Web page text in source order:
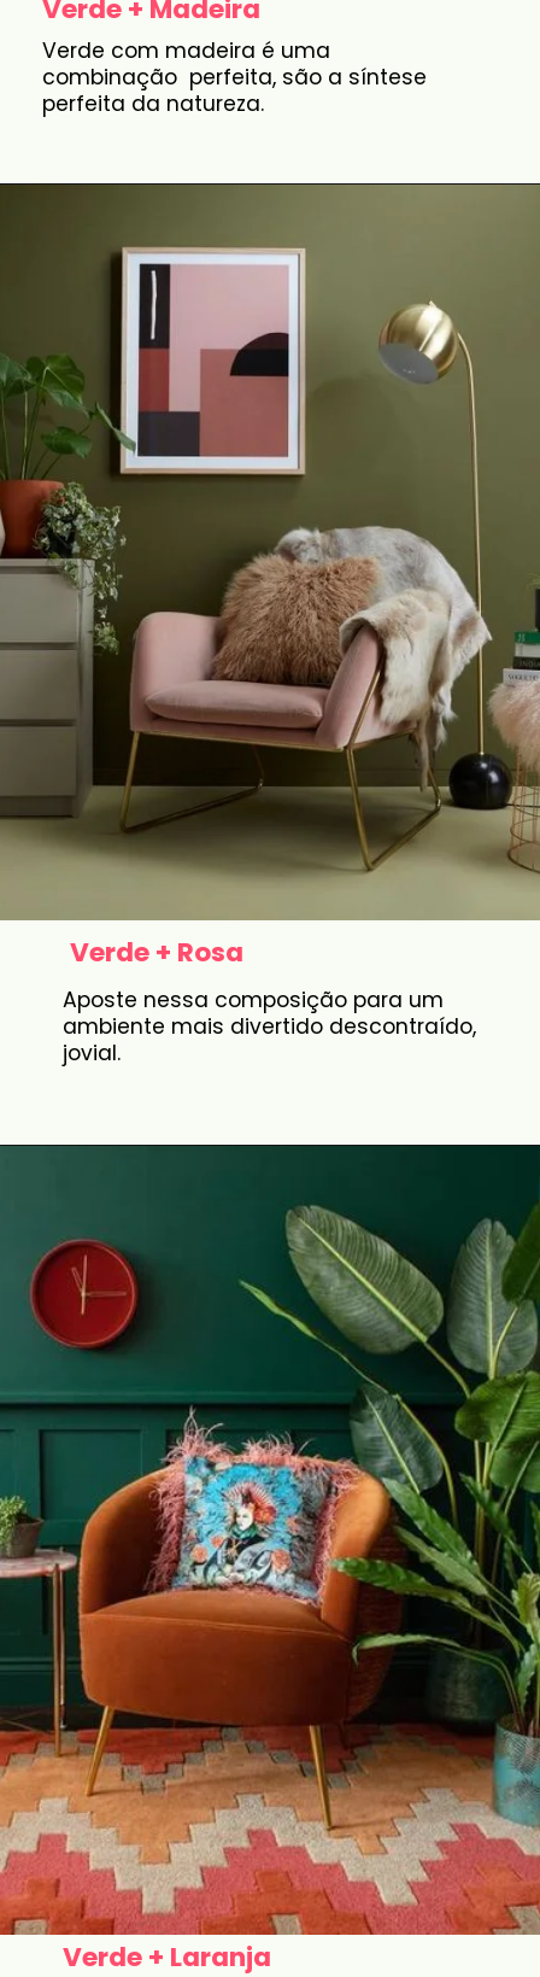
Verde + Madeira
Verde com madeira é uma
combinação perfeita, são a síntese
perfeita da natureza.
Verde + Rosa
Aposte nessa composição para um
ambiente mais divertido descontraído,
jovial.
Verde + Laranja